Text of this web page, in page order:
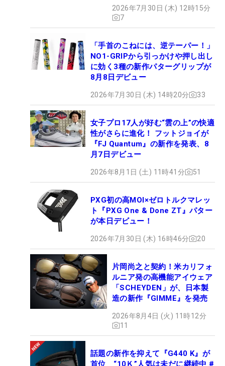
2026年7月30日 (木) 12時15分
7
「手首のこねには、逆テーパー！」
NO1-GRIPから引っかけや押し出し
に効く3種の新作パターグリップが
8月8日デビュー
2026年7月30日 (木) 14時20分 33
女子プロ17人が好む“雲の上”の快適
性がさらに進化！ フットジョイが
『FJ Quantum』の新作を発表、8
月7日デビュー
2026年8月1日 (土) 11時41分 51
PXG初の高MOI×ゼロトルクマレッ
ト『PXG One & Done ZT』パター
が本日デビュー！
2026年7月30日 (木) 16時46分 20
片岡尚之と契約！米カリフォ
ルニア発の高機能アイウェア
「SCHEYDEN」が、日本製
造の新作『GIMME』を発売
2026年8月4日 (火) 11時12分
11
話題の新作を抑えて『G440 K』が
首位 “10Ｋ”人気は未だに継続中 #